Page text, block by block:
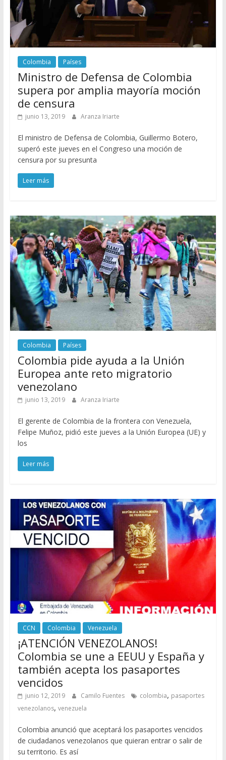
Colombia Países
Ministro de Defensa de Colombia
supera por amplia mayoría moción
de censura
junio 13, 2019 Aranza Iriarte
El ministro de Defensa de Colombia, Guillermo Botero,
superó este jueves en el Congreso una moción de
censura por su presunta
Leer más
Colombia Países
Colombia pide ayuda a la Unión
Europea ante reto migratorio
venezolano
junio 13, 2019 Aranza Iriarte
El gerente de Colombia de la frontera con Venezuela,
Felipe Muñoz, pidió este jueves a la Unión Europea (UE) y
los
Leer más
CCN Colombia Venezuela
¡ATENCIÓN VENEZOLANOS!
Colombia se une a EEUU y España y
también acepta los pasaportes
vencidos
junio 12, 2019 Camilo Fuentes colombia, pasaportes
venezolanos, venezuela
Colombia anunció que aceptará los pasaportes vencidos
de ciudadanos venezolanos que quieran entrar o salir de
su territorio. Es así